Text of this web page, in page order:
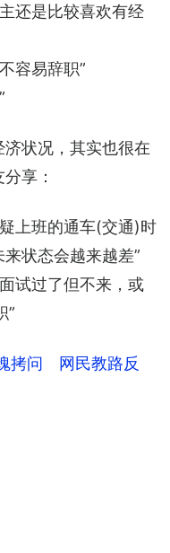
还是比较喜欢有经
容易辞职”
状况，其实也很在
享：
上班的通车(交通)时
状态会越来越差”
试过了但不来，或
”
拷问 网民教路反